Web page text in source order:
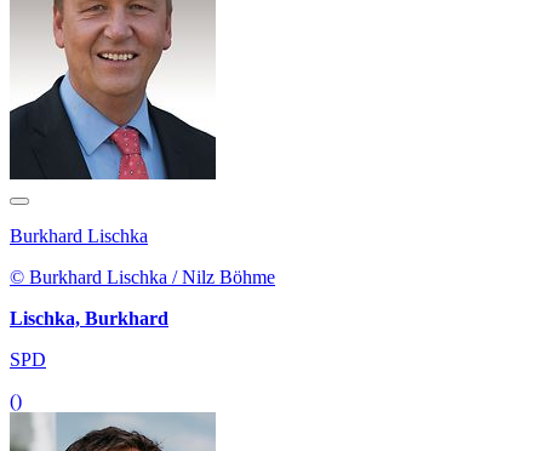
Burkhard Lischka
© Burkhard Lischka / Nilz Böhme
Lischka, Burkhard
SPD
()